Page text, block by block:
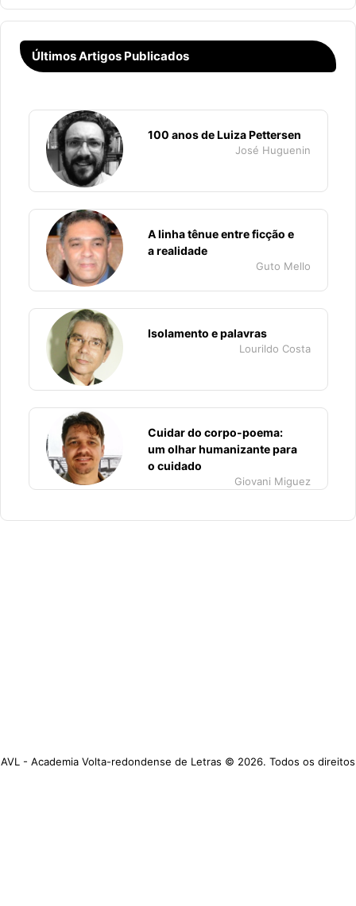
Últimos Artigos Publicados
100 anos de Luiza Pettersen
José Huguenin
A linha tênue entre ficção e
a realidade
Guto Mello
Isolamento e palavras
Lourildo Costa
Cuidar do corpo-poema:
um olhar humanizante para
o cuidado
Giovani Miguez
AVL - Academia Volta-redondense de Letras © 2026. Todos os direitos